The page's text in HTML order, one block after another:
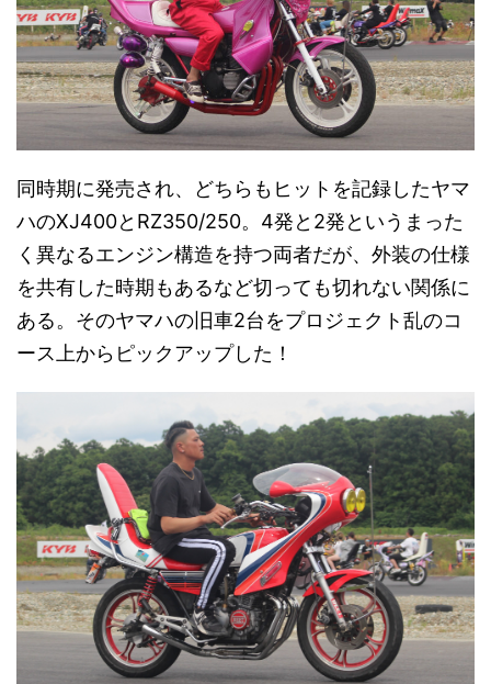
同時期に発売され、どちらもヒットを記録したヤマ
ハのXJ400とRZ350/250。4発と2発というまった
く異なるエンジン構造を持つ両者だが、外装の仕様
を共有した時期もあるなど切っても切れない関係に
ある。そのヤマハの旧車2台をプロジェクト乱のコ
ース上からピックアップした！